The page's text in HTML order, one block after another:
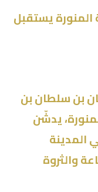
يستقبل
بن سلطان بن
يدشّن
المدينة
والثروة